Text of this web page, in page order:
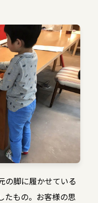
の脚に履かせている
たもの。お客様の思